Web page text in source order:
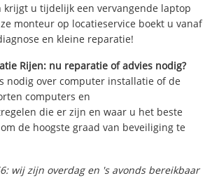
krijgt u tijdelijk een vervangende laptop
monteur op locatieservice boekt u vanaf
en kleine reparatie!
Rijen: nu reparatie of advies nodig?
nodig over computer installatie of de
computers en
die er zijn en waar u het beste
de hoogste graad van beveiliging te
wij zijn overdag en 's avonds bereikbaar